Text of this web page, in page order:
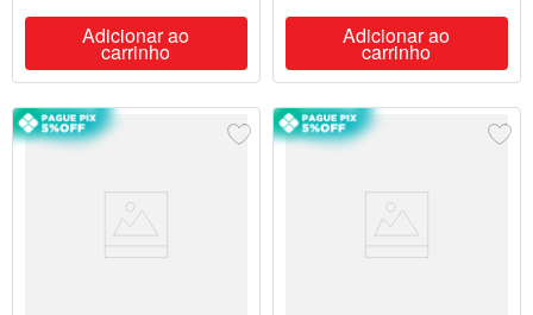
Adicionar ao
carrinho
Adicionar ao
carrinho